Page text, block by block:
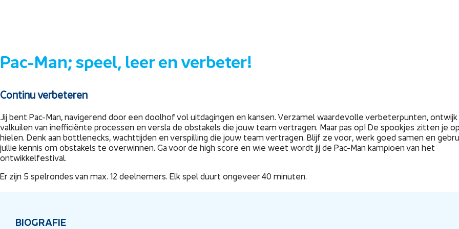
Pac-Man; speel, leer en verbeter!
Continu verbeteren
Jij bent Pac-Man, navigerend door een doolhof vol uitdagingen en kansen. Verzamel waardevolle verbeterpunten, ontwijk
valkuilen van inefficiënte processen en versla de obstakels die jouw team vertragen. Maar pas op! De spookjes zitten je
hielen. Denk aan bottlenecks, wachttijden en verspilling die jouw team vertragen. Blijf ze voor, werk goed samen en
jullie kennis om obstakels te overwinnen. Ga voor de high score en wie weet wordt jij de Pac-Man kampioen van het
ontwikkelfestival.
Er zijn 5 spelrondes van max. 12 deelnemers. Elk spel duurt ongeveer 40 minuten.
BIOGRAFIE